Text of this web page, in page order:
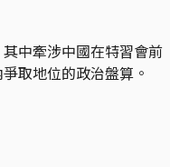
中牽涉中國在特習會前
取地位的政治盤算。